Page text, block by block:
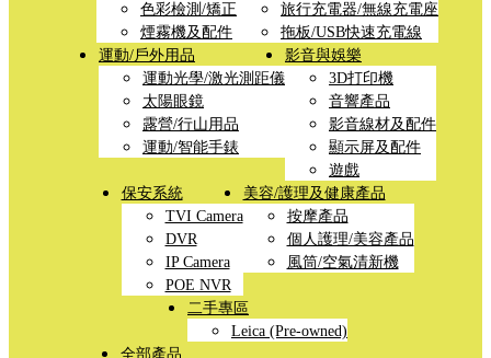
色彩檢測/矯正
煙霧機及配件
旅行充電器/無線充電座
拖板/USB快速充電線
運動/戶外用品
運動光學/激光測距儀
太陽眼鏡
露營/行山用品
運動/智能手錶
影音與娛樂
3D打印機
音響產品
影音線材及配件
顯示屏及配件
遊戲
保安系統
TVI Camera
DVR
IP Camera
POE NVR
美容/護理及健康產品
按摩產品
個人護理/美容產品
風筒/空氣清新機
二手專區
Leica (Pre-owned)
全部產品